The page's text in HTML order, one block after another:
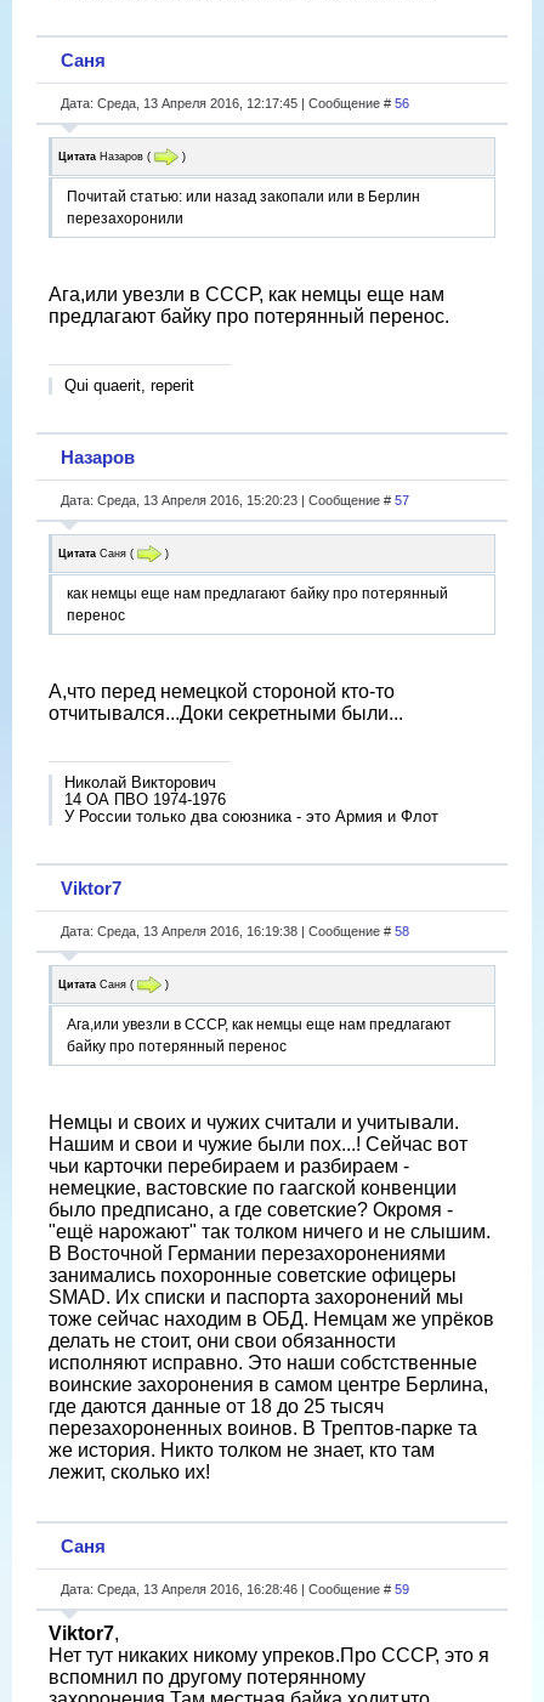
Саня
Дата: Среда, 13 Апреля 2016, 12:17:45 | Сообщение # 56
Цитата Назаров ( )
Почитай статью: или назад закопали или в Берлин
перезахоронили
Ага,или увезли в СССР, как немцы еще нам
предлагают байку про потерянный перенос.
Qui quaerit, reperit
Назаров
Дата: Среда, 13 Апреля 2016, 15:20:23 | Сообщение # 57
Цитата Саня ( )
как немцы еще нам предлагают байку про потерянный
перенос
А,что перед немецкой стороной кто-то
отчитывался...Доки секретными были...
Николай Викторович
14 ОА ПВО 1974-1976
У России только два союзника - это Армия и Флот
Viktor7
Дата: Среда, 13 Апреля 2016, 16:19:38 | Сообщение # 58
Цитата Саня ( )
Ага,или увезли в СССР, как немцы еще нам предлагают
байку про потерянный перенос
Немцы и своих и чужих считали и учитывали.
Нашим и свои и чужие были пох...! Сейчас вот
чьи карточки перебираем и разбираем -
немецкие, вастовские по гаагской конвенции
было предписано, а где советские? Окромя -
"ещё нарожают" так толком ничего и не слышим.
В Восточной Германии перезахоронениями
занимались похоронные советские офицеры
SMAD. Их списки и паспорта захоронений мы
тоже сейчас находим в ОБД. Немцам же упрёков
делать не стоит, они свои обязанности
исполняют исправно. Это наши собстственные
воинские захоронения в самом центре Берлина,
где даются данные от 18 до 25 тысяч
перезахороненных воинов. В Трептов-парке та
же история. Никто толком не знает, кто там
лежит, сколько их!
Саня
Дата: Среда, 13 Апреля 2016, 16:28:46 | Сообщение # 59
Viktor7,
Нет тут никаких никому упреков.Про СССР, это я
вспомнил по другому потерянному